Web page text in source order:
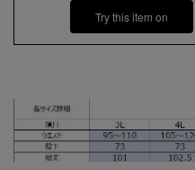
Try this item on